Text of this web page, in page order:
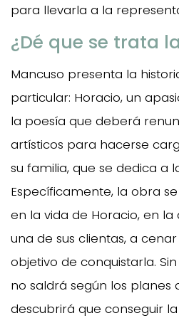
para llevarla a la
¿Dé que se trata
Mancuso presenta la
particular: Horacio, un
la poesía que deberá
artísticos para hacerse
su familia, que se dedica a
Específicamente, la obra
en la vida de Horacio, en la
una de sus clientas, a
objetivo de conquistarla.
no saldrá según los planes
descubrirá que conseguir